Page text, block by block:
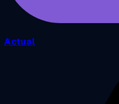
Actual